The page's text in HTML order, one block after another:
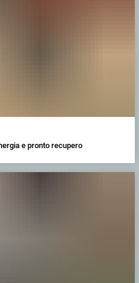
e pronto recupero